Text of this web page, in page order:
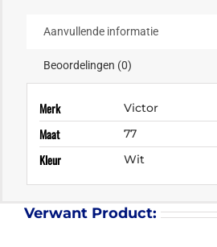
Aanvullende informatie
Beoordelingen (0)
Merk Victor
Maat 77
Kleur Wit
Verwant Product: